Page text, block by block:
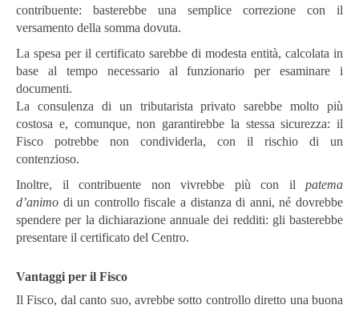
contribuente: basterebbe una semplice correzione con il
versamento della somma dovuta.
La spesa per il certificato sarebbe di modesta entità, calcolata in
base al tempo necessario al funzionario per esaminare i
documenti.
La consulenza di un tributarista privato sarebbe molto più
costosa e, comunque, non garantirebbe la stessa sicurezza: il
Fisco potrebbe non condividerla, con il rischio di un
contenzioso.
Inoltre, il contribuente non vivrebbe più con il patema
d’animo di un controllo fiscale a distanza di anni, né dovrebbe
spendere per la dichiarazione annuale dei redditi: gli basterebbe
presentare il certificato del Centro.
Vantaggi per il Fisco
Il Fisco, dal canto suo, avrebbe sotto controllo diretto una buona